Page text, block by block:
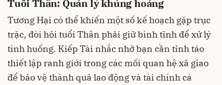
Tuổi Thân: Quản lý khủng hoảng
Tương Hại có thể khiến một số kế hoạch gặp trục
trặc, đòi hỏi tuổi Thân phải giữ bình tĩnh để xử lý
tình huống. Kiếp Tài nhắc nhở bạn cần tỉnh táo
thiết lập ranh giới trong các mối quan hệ xã giao
để bảo vệ thành quả lao động và tài chính cá